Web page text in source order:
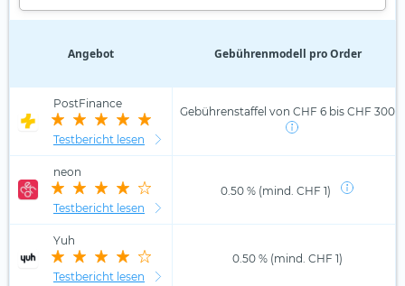
Angebot Gebührenmodell pro Order
PostFinance
Testbericht lesen
Gebührenstaffel von CHF 6 bis CHF 300
neon
Testbericht lesen
0.50 % (mind. CHF 1)
Yuh
Testbericht lesen
0.50 % (mind. CHF 1)